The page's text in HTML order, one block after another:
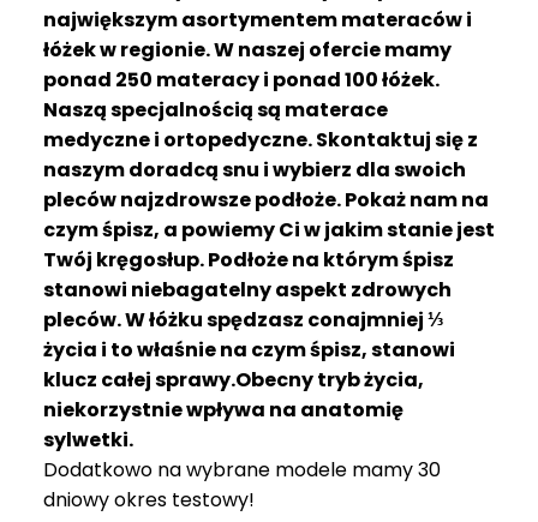
największym asortymentem materaców i
łóżek w regionie. W naszej ofercie mamy
ponad 250 materacy i ponad 100 łóżek.
Naszą specjalnością są materace
medyczne i ortopedyczne. Skontaktuj się z
naszym doradcą snu i wybierz dla swoich
pleców najzdrowsze podłoże. Pokaż nam na
czym śpisz, a powiemy Ci w jakim stanie jest
Twój kręgosłup. Podłoże na którym śpisz
stanowi niebagatelny aspekt zdrowych
pleców. W łóżku spędzasz conajmniej ⅓
życia i to właśnie na czym śpisz, stanowi
klucz całej sprawy.Obecny tryb życia,
niekorzystnie wpływa na anatomię
sylwetki.
Dodatkowo na wybrane modele mamy 30
dniowy okres testowy!